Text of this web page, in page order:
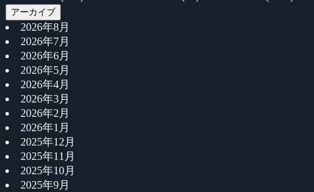
アーカイブ
2026年8月
2026年7月
2026年6月
2026年5月
2026年4月
2026年3月
2026年2月
2026年1月
2025年12月
2025年11月
2025年10月
2025年9月